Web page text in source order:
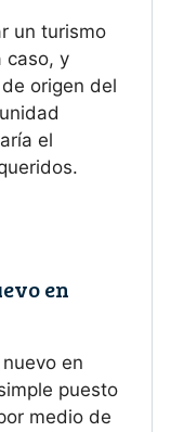
un turismo
caso, y
origen del
el
en
en
puesto
medio de